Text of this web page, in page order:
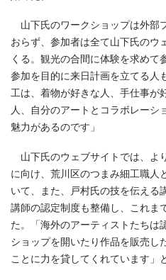
山下氏のワークショップは外部
おらず、参加者は全て山下氏のウ
くる。観光の合間に体験を求めて
参加を目的に来日計画を立てる人
工は、着物が好きな人、手仕事が
人、自分のアートとコラボレーシ
魅力があるのです」
山下氏のウェブサイトでは、よ
に向け、荒川区のつまみ細工職人
いて、また、戸村氏の技を伝える
講師の認定制度も整備し、これま
た。「海外のアーティストたちは
ショップを開いたり作品を販売し
ことに力を貸してくれています」